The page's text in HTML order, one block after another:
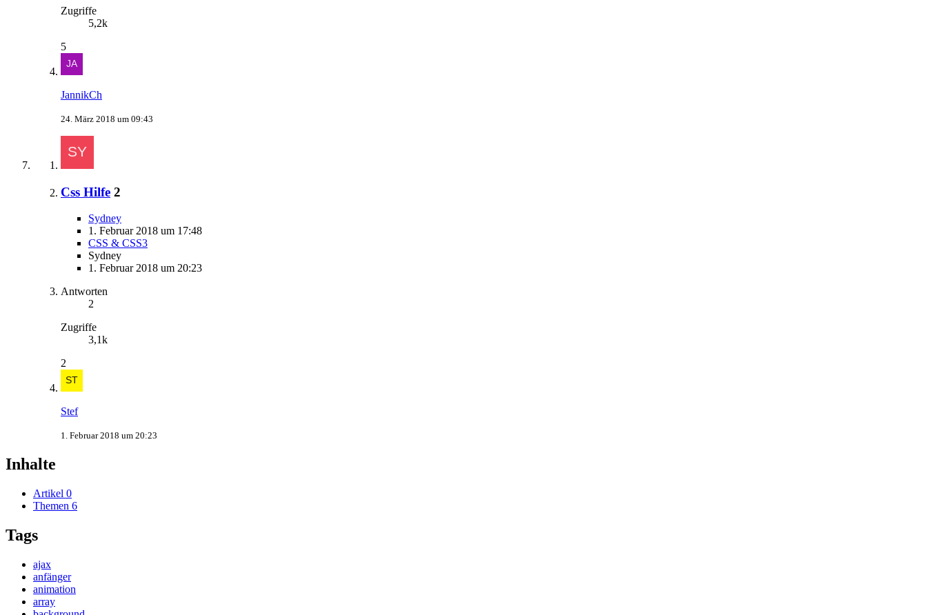
Zugriffe
5,2k
5
JannikCh
24. März 2018 um 09:43
Css Hilfe 2
Sydney
1. Februar 2018 um 17:48
CSS & CSS3
Sydney
1. Februar 2018 um 20:23
Antworten
2
Zugriffe
3,1k
2
Stef
1. Februar 2018 um 20:23
Inhalte
Artikel 0
Themen 6
Tags
ajax
anfänger
animation
array